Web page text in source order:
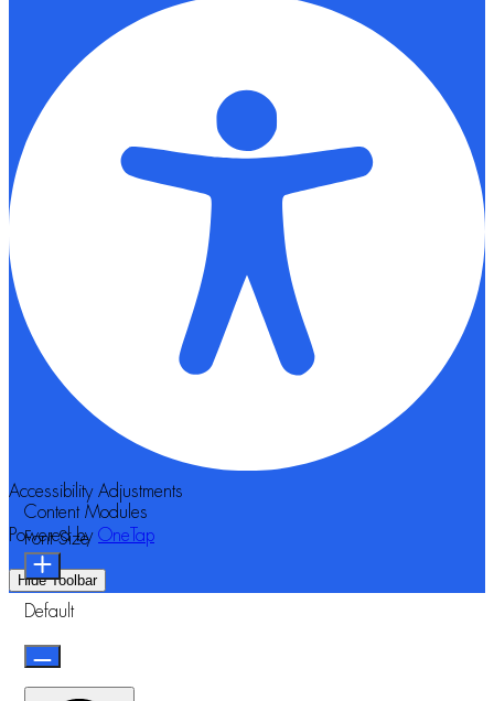
Accessibility Adjustments
Powered by OneTap
Hide Toolbar
Content Modules
Font Size
Default